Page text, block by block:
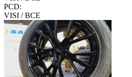
PCD:
VISI / ВСЕ